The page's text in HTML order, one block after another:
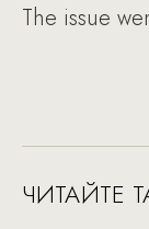
The issue
ЧИТАЙТЕ